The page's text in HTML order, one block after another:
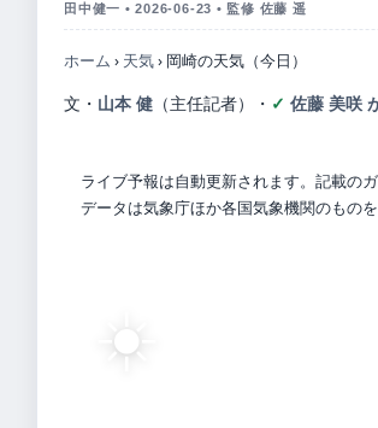
田中健一 • 2026-06-23 • 監修 佐藤 遥
ホーム › 天気› 岡崎の天気（今日）
文・ 山本 健 （主任記者） ・ 佐藤 美咲
ライブ予報は自動更新されます。記載の
データは気象庁ほか各国気象機関のもの
☀️